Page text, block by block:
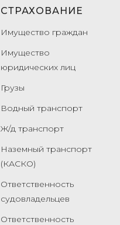
СТРАХОВАНИЕ
Имущество граждан
Имущество
юридических лиц
Грузы
Водный транспорт
Ж/д транспорт
Наземный транспорт
(КАСКО)
Ответственность
судовладельцев
Ответственность